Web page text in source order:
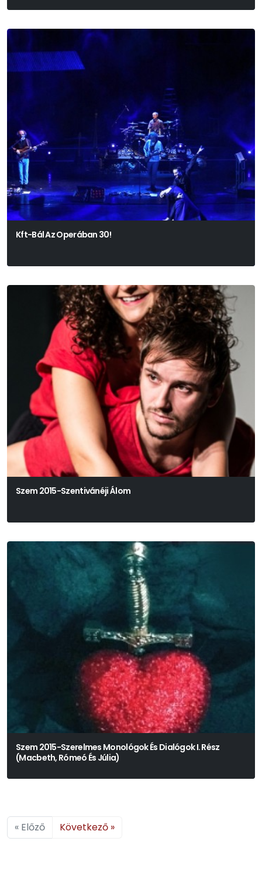
Kft-Bál Az Operában 30!
Szem 2015-Szentivánéji Álom
Szem 2015-Szerelmes Monológok És Dialógok I. Rész
(Macbeth, Rómeó És Júlia)
« Előző Következő »